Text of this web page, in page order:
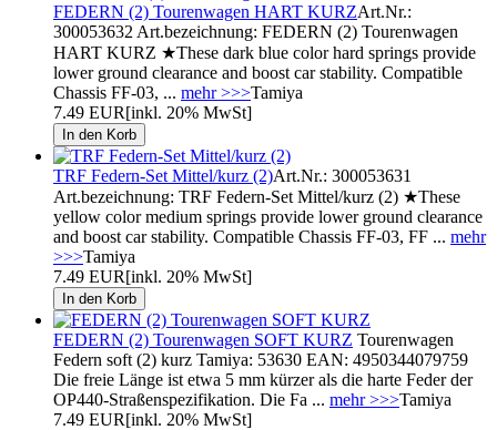
FEDERN (2) Tourenwagen HART KURZArt.Nr.:
300053632 Art.bezeichnung: FEDERN (2) Tourenwagen
HART KURZ ★These dark blue color hard springs provide
lower ground clearance and boost car stability. Compatible
Chassis FF-03, ... mehr >>>Tamiya
7.49 EUR[inkl. 20% MwSt]
TRF Federn-Set Mittel/kurz (2)Art.Nr.: 300053631
Art.bezeichnung: TRF Federn-Set Mittel/kurz (2) ★These
yellow color medium springs provide lower ground clearance
and boost car stability. Compatible Chassis FF-03, FF ... mehr
>>>Tamiya
7.49 EUR[inkl. 20% MwSt]
FEDERN (2) Tourenwagen SOFT KURZ Tourenwagen
Federn soft (2) kurz Tamiya: 53630 EAN: 4950344079759
Die freie Länge ist etwa 5 mm kürzer als die harte Feder der
OP440-Straßenspezifikation. Die Fa ... mehr >>>Tamiya
7.49 EUR[inkl. 20% MwSt]